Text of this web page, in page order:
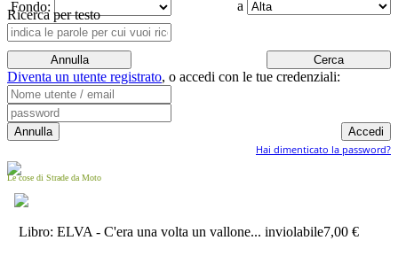
a
Fondo:
Ricerca per testo
Diventa un utente registrato, o accedi con le tue credenziali:
Hai dimenticato la password?
Le cose di Strade da Moto
Libro: ELVA - C'era una volta un vallone... inviolabile7,00 €